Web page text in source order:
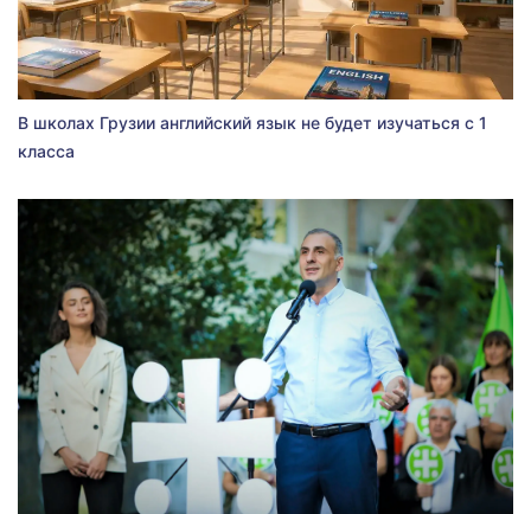
В школах Грузии английский язык не будет изучаться с 1
класса